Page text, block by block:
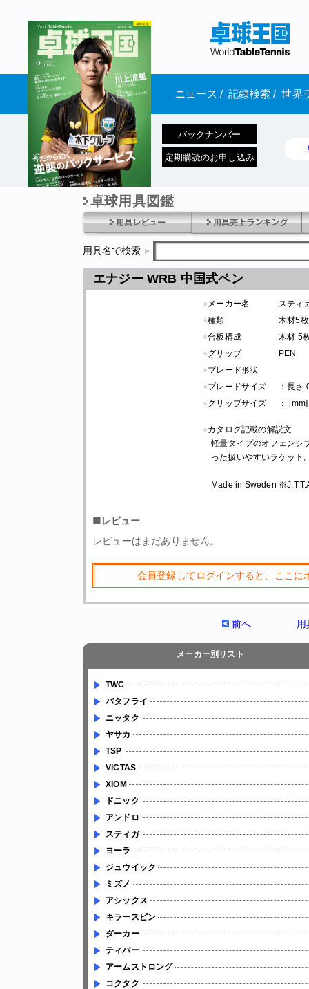
ニュース / 記録検索 / 世界
1970年1月01日 発売
バックナンバー
定期購読のお申し込み
卓球用具図鑑
用具名で検索
エナジー WRB 中国式ペン
● メーカー名
スティ
●種類
木材5枚
●合板構成
木材 5
●グリップ
PEN
●ブレード形状
●ブレードサイズ
：長さ
●グリップサイズ ： [mm]
●カタログ記載の解説文
軽量タイプのオフェンシ
った扱いやすいラケット
Made in Sweden
■レビュー
レビューはまだありません。
会員登録してログインすると、ここ
前へ
メーカー別リスト
TWC
バタフライ
ニッタク
ヤサカ
TSP
VICTAS
XIOM
ドニック
アンドロ
スティガ
ヨーラ
ジュウイック
ミズノ
アシックス
キラースピン
ダーカー
ティバー
アームストロング
コクタク